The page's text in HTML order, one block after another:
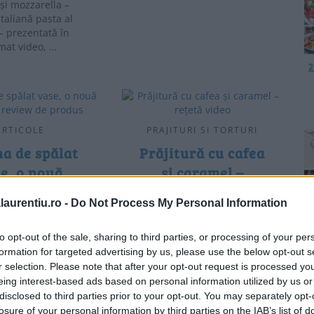
- Do Not Process My Personal Information
opt-out of the sale, sharing to third parties, or processing of your
for targeted advertising by us, please use the below opt-out
selection. Please note that after your opt-out request is processed
interest-based ads based on personal information utilized by us
to third parties prior to your opt-out. You may separately
of your personal information by third parties on the IAB’s list of
mozzarella –
pasta al
prezentată în
video, …
de spălat
o nouă
produs
ani în
și discretă,
mea mașină de
și-a văzut de
nu a …
PRAJITURI SI TORTURI
Prăjitură cu cafea
și caramel –
caramel, cu cremă fină cu
mascarpone și ganaș de
ciocolată albă cu cafea,
rețetă video, încearcă …